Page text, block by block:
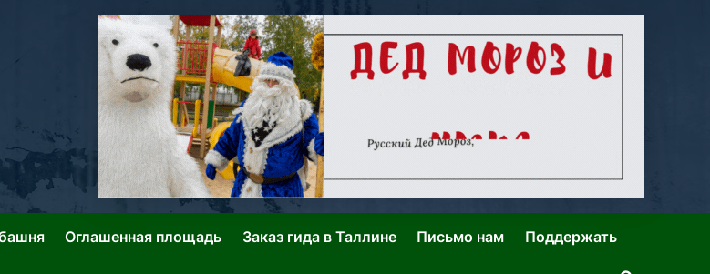
Городских Легенд
Оглашенная площадь Заказ гида в Таллине Письмо нам Поддержать